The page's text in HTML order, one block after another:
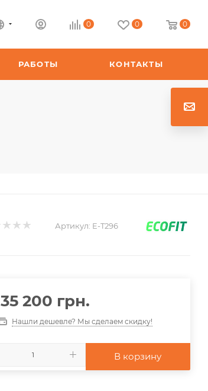
0 0 0
РАБОТЫ КОНТАКТЫ
Артикул: E-T296
35 200 грн.
Нашли дешевле? Мы сделаем скидку!
В корзину